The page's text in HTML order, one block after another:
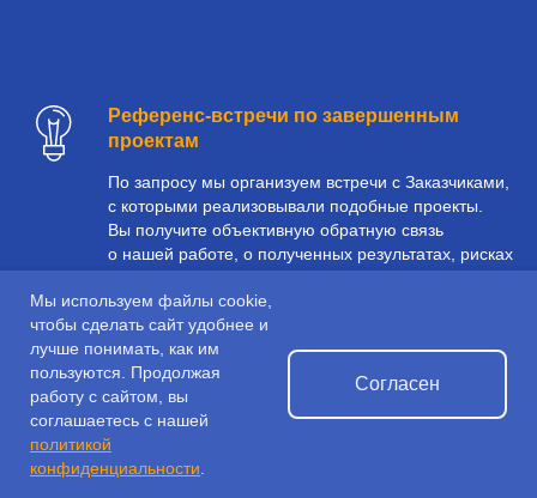
Референс-встречи по завершенным
проектам
По запросу мы организуем встречи с Заказчиками,
с которыми реализовывали подобные проекты.
Вы получите объективную обратную связь
о нашей работе, о полученных результатах, рисках
ведется работа в новой системе.
Здоровая гибкость
Мы отталкиваемся в первую очередь от задач
Заказчика, а не предлагаем шаблонные решения.
К каждому проекту подходим индивидуально.
Мы используем файлы cookie,
чтобы сделать сайт удобнее и
лучше понимать, как им
пользуются. Продолжая
работу с сайтом, вы
соглашаетесь с нашей
политикой
конфиденциальности
Согласен